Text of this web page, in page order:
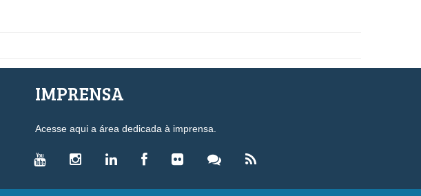
IMPRENSA
Acesse aqui a área dedicada à imprensa.